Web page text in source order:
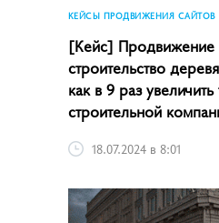
КЕЙСЫ ПРОДВИЖЕНИЯ САЙТОВ
[Кейс] Продвижение
строительство
как в 9 раз
строительной
18.07.2024 в 8:01